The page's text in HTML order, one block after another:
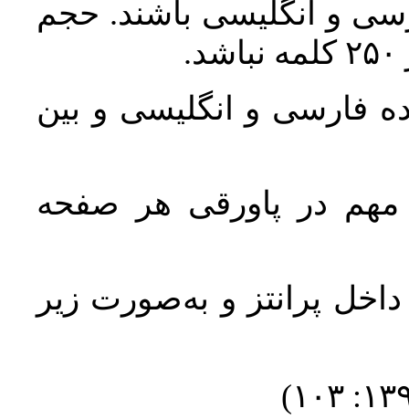
و انگلیسی باشند. حجم
فارسی و انگلیسی و بین
مهم در پاورقی هر صفحه
پرانتز و به‌صورت زیر